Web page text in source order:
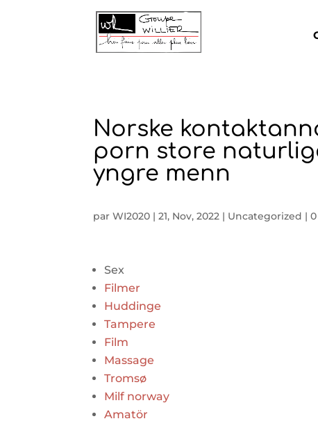
Norske
porn store
yngre menn
parWI2020 |21, Nov, 2022 | Uncategorized |
Sex
Filmer
Huddinge
Tampere
Film
Massage
Tromsø
Milf norway
Amatör